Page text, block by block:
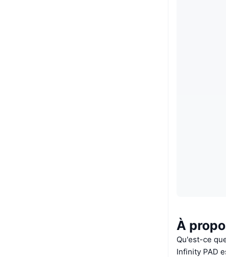
À
Qu'est-ce
Infinity PAD